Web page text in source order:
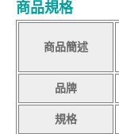
商品規格
商品簡述
品牌
規格